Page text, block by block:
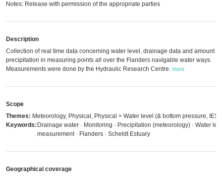
Notes: Release with permission of the appropriate parties
Description
Collection of real time data concerning water level, drainage data and amount of
precipitation in measuring points all over the Flanders navigable water ways.
Measurements were done by the Hydraulic Research Centre. more
Scope
Themes: Meteorology, Physical, Physical > Water level (& bottom pressure, IES)
Keywords: Drainage water · Monitoring · Precipitation (meteorology) · Water
measurement · Flanders · Scheldt Estuary
Geographical coverage